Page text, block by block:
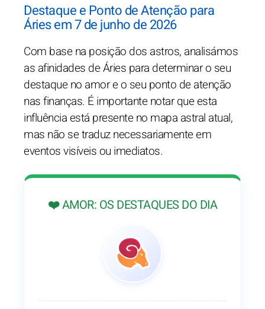
Destaque e Ponto de Atenção para
Áries em 7 de junho de 2026
Com base na posição dos astros, analisámos
as afinidades de Áries para determinar o seu
destaque no amor e o seu ponto de atenção
nas finanças. É importante notar que esta
influência está presente no mapa astral atual,
mas não se traduz necessariamente em
eventos visíveis ou imediatos.
❤️ AMOR: OS DESTAQUES DO DIA